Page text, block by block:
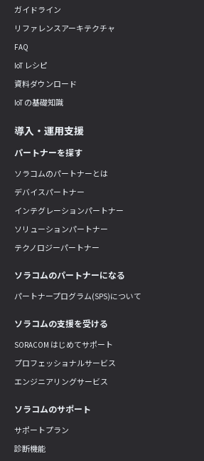
ガイドライン
リファレンスアーキテクチャ
FAQ
IoT レシピ
資料ダウンロード
IoT の基礎知識
導入・運用支援
パートナーを探す
ソラコムのパートナーとは
デバイスパートナー
インテグレーションパートナー
ソリューションパートナー
テクノロジーパートナー
ソラコムのパートナーになる
パートナープログラム(SPS)について
ソラコムの支援を受ける
SORACOM はじめてサポート
プロフェッショナルサービス
エンジニアリングサービス
ソラコムのサポート
サポートプラン
診断機能